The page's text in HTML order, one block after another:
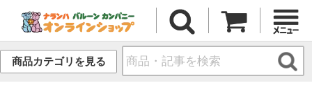
商品カテゴリを見る